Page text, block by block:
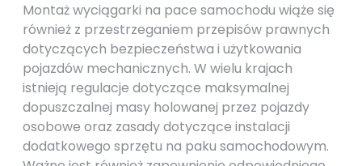
Montaż wyciągarki na pace samochodu wiąże się
również z przestrzeganiem przepisów prawnych
dotyczących bezpieczeństwa i użytkowania
pojazdów mechanicznych. W wielu krajach
istnieją regulacje dotyczące maksymalnej
dopuszczalnej masy holowanej przez pojazdy
osobowe oraz zasady dotyczące instalacji
dodatkowego sprzętu na paku samochodowym.